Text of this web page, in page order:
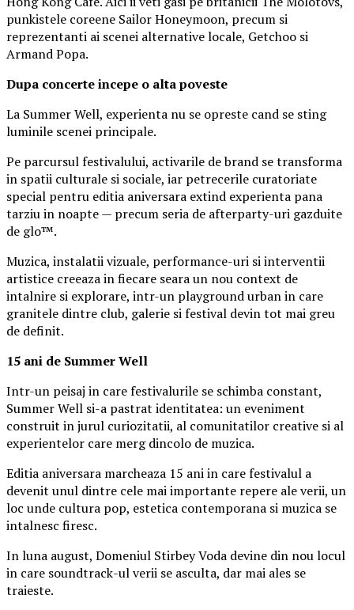
punkistele coreene Sailor Honeymoon, precum si
reprezentanti ai scenei alternative locale, Getchoo si
Armand Popa.
Dupa concerte incepe o alta poveste
La Summer Well, experienta nu se opreste cand se sting
luminile scenei principale.
Pe parcursul festivalului, activarile de brand se transforma
in spatii culturale si sociale, iar petrecerile curatoriate
special pentru editia aniversara extind experienta pana
tarziu in noapte — precum seria de afterparty-uri gazduite
de glo™.
Muzica, instalatii vizuale, performance-uri si interventii
artistice creeaza in fiecare seara un nou context de
intalnire si explorare, intr-un playground urban in care
granitele dintre club, galerie si festival devin tot mai greu
de definit.
15 ani de Summer Well
Intr-un peisaj in care festivalurile se schimba constant,
Summer Well si-a pastrat identitatea: un eveniment
construit in jurul curiozitatii, al comunitatilor creative si al
experientelor care merg dincolo de muzica.
Editia aniversara marcheaza 15 ani in care festivalul a
devenit unul dintre cele mai importante repere ale verii, un
loc unde cultura pop, estetica contemporana si muzica se
intalnesc firesc.
In luna august, Domeniul Stirbey Voda devine din nou locul
in care soundtrack-ul verii se asculta, dar mai ales se
traieste.